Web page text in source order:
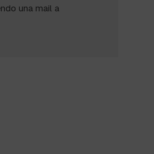
una mail a